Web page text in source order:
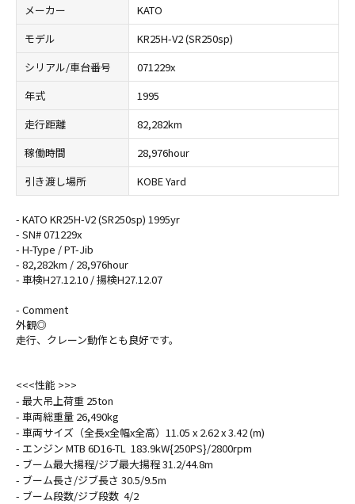
メーカー
KATO
モデル
KR25H-V2 (SR250sp)
シリアル/車台番号
071229x
年式
1995
走行距離
82,282km
稼働時間
28,976hour
引き渡し場所
KOBE Yard
- KATO KR25H-V2 (SR250sp) 1995yr
- SN# 071229x
- H-Type / PT-Jib
- 82,282km / 28,976hour
- 車検H27.12.10 / 揚検H27.12.07
- Comment
外観◎
走行、クレーン動作とも良好です。
<<<性能 >>>
- 最大吊上荷重 25ton
- 車両総重量 26,490kg
- 車両サイズ（全長x全幅x全高）11.05 x 2.62 x 3.42 (m)
- エンジン MTB 6D16-TL 183.9kW{250PS}/2800rpm
- ブーム最大揚程/ジブ最大揚程 31.2/44.8m
- ブーム長さ/ジブ長さ 30.5/9.5m
- ブーム段数/ジブ段数 4/2